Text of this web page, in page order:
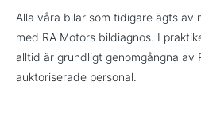
Alla våra bilar som tidigare ägts av
med RA Motors bildiagnos. I
alltid är grundligt genomgångna av
auktoriserade personal.